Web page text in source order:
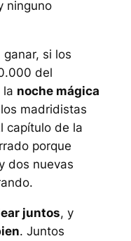
ninguno
si los
del
la noche mágica
madridistas
capítulo de la
porque
dos nuevas
juntos, y
. Juntos